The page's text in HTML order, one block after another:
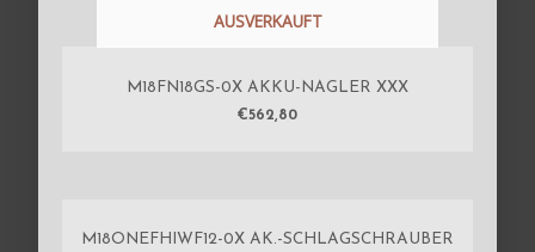
AUSVERKAUFT
M18FN18GS-0X AKKU-NAGLER XXX
€562,80
M18ONEFHIWF12-0X AK.-SCHLAGSCHRAUBER